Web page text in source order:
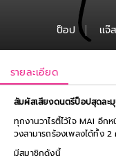
ป็อป เเจ๊ส
รายละเอียด
สัมผัสเสียงดนตรีป็อปสุดละ
ทุกงานวาไรตี้ไว้ใจ MAI อี
วงสามารถร้องเพลงได้ทั้ง 2
มีสมาชิกดังนี้